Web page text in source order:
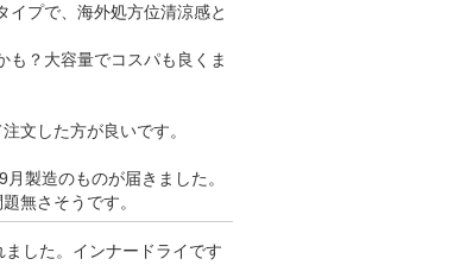
イプで、海外処方位清涼感と
も？大容量でコスパも良くま
文した方が良いです。
製造のものが届きました。
無さそうです。
した。インナードライです